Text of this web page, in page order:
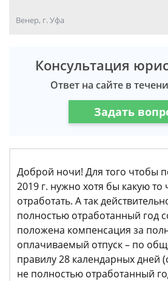
Венер, г. Уфа
Консультация
Ответ на сайте в
Задать
Доброй ночи! Для того чтобы
2019 г. нужно хотя бы какую то
отработать. А так
полностью отработанный год
положена компенсация за
оплачиваемый отпуск – по
правилу 28 календарных дней
не полностью отработанный